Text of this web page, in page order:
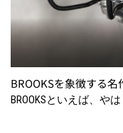
BROOKSを象徴する
BROOKSといえば、やは